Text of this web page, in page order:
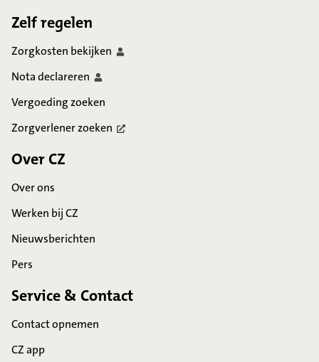
Zelf regelen
Zorgkosten bekijken
Notadeclareren
Vergoeding zoeken
Zorgverlenerzoeken
Over CZ
Over ons
Werken bij CZ
Nieuwsberichten
Pers
Service & Contact
Contact opnemen
CZ app